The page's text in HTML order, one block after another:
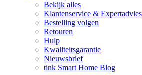
Bekijk alles
Klantenservice & Expertadvies
Bestelling volgen
Retouren
Hulp
Kwaliteitsgarantie
Nieuwsbrief
tink Smart Home Blog